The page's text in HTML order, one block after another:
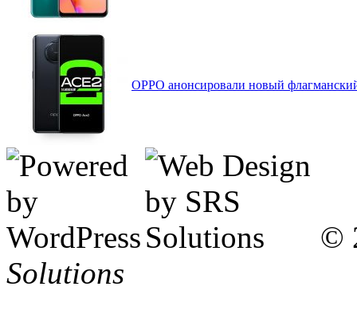
OPPO анонсировали новый
©
Solutions